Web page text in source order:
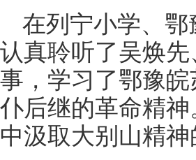
在列宁小学、
认真聆听了吴焕
事，学习了鄂豫
仆后继的革命精
中汲取大别山精